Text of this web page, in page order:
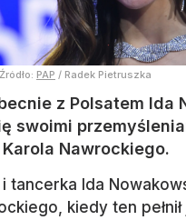
PAP / Radek Pietruszka
z Polsatem Ida
swoimi
Nawrockiego.
tancerka Ida
kiedy ten